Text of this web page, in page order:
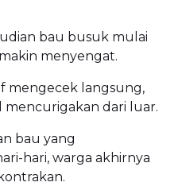
bau busuk mulai
menyengat.
mengecek langsung,
dari luar.
bau yang
hari, warga akhirnya